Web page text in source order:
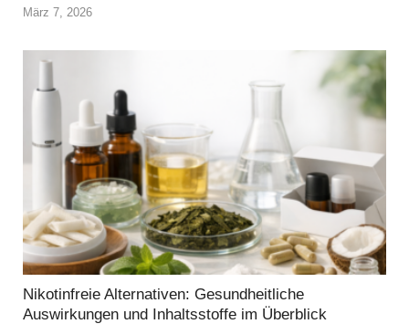
März 7, 2026
Nikotinfreie Alternativen: Gesundheitliche
Auswirkungen und Inhaltsstoffe im Überblick